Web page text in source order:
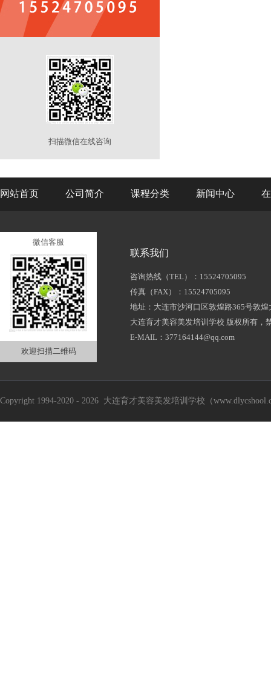
扫描微信在线咨询
网站首页 公司简介 课程分类 新闻中心
微信客服
欢迎扫描二维码
联系我们
咨询热线（TEL）：15524705095
传真（FAX）：15524705095
地址：大连市沙河口区敦煌路365号敦煌
大连育才美容美发培训学校 版权所有，
E-MAIL：377164144@qq.com
Copyright 1994-2020 - 2026 大连育才美容美发培训学校（